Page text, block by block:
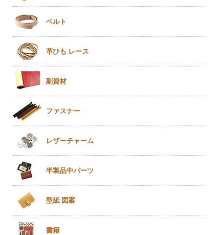
ベルト
革ひも レース
副資材
ファスナー
レザーチャーム
半製品中パーツ
型紙 図案
書籍